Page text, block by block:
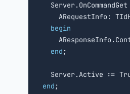
Server.OnCommandGet
ARequestInfo:
begin
end ;
end ;